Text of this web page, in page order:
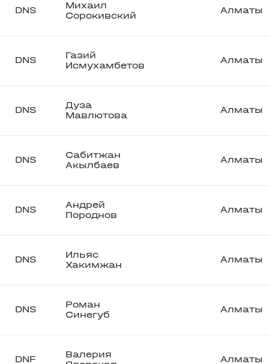
DNS
Михаил
Сорокивский
Алматы
DNS
Газий
Исмухамбетов
Алматы
DNS
Дуза
Мавлютова
Алматы
DNS
Сабитжан
Акылбаев
Алматы
DNS
Андрей
Породнов
Алматы
DNS
Ильяс
Хакимжан
Алматы
DNS
Роман
Синегуб
Алматы
DNF
Валерия
Алматы